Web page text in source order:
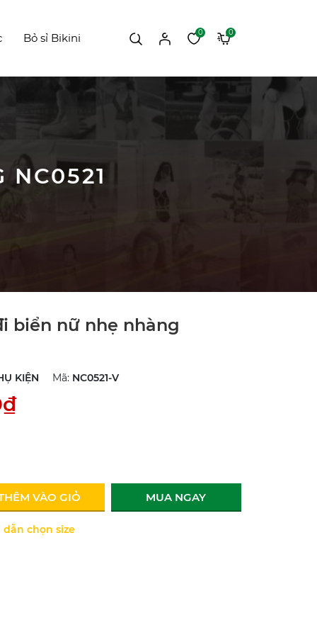
Bỏ sỉ Bikini 0 0
biển nữ nhẹ nhàng
KIỆN Mã: NC0521-V
VÀO GIỎ MUA NGAY
chọn size